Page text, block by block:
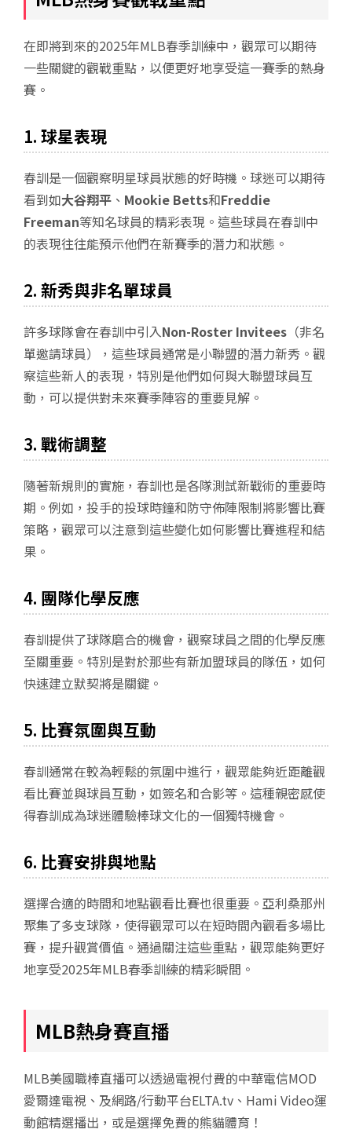
在即將到來的2025年MLB春季訓練中，觀眾可以期待
一些關鍵的觀戰重點，以便更好地享受這一賽季的熱身
賽。
1. 球星表現
春訓是一個觀察明星球員狀態的好時機。球迷可以期待
看到如大谷翔平、 Mookie Betts和Freddie
Freeman等知名球員的精彩表現。這些球員在春訓中
的表現往往能預示他們在新賽季的潛力和狀態。
2. 新秀與非名單球員
許多球隊會在春訓中引入Non-Roster Invitees（非名
單邀請球員），這些球員通常是小聯盟的潛力新秀。觀
察這些新人的表現，特別是他們如何與大聯盟球員互
動，可以提供對未來賽季陣容的重要見解。
3. 戰術調整
隨著新規則的實施，春訓也是各隊測試新戰術的重要時
期。例如，投手的投球時鐘和防守佈陣限制將影響比賽
策略，觀眾可以注意到這些變化如何影響比賽進程和結
果。
4. 團隊化學反應
春訓提供了球隊磨合的機會，觀察球員之間的化學反應
至關重要。特別是對於那些有新加盟球員的隊伍，如何
快速建立默契將是關鍵。
5. 比賽氛圍與互動
春訓通常在較為輕鬆的氛圍中進行，觀眾能夠近距離觀
看比賽並與球員互動，如簽名和合影等。這種親密感使
得春訓成為球迷體驗棒球文化的一個獨特機會。
6. 比賽安排與地點
選擇合適的時間和地點觀看比賽也很重要。亞利桑那州
聚集了多支球隊，使得觀眾可以在短時間內觀看多場比
賽，提升觀賞價值。通過關注這些重點，觀眾能夠更好
地享受2025年MLB春季訓練的精彩瞬間。
MLB熱身賽直播
MLB美國職棒直播可以透過電視付費的中華電信MOD
愛爾達電視、及網路/行動平台ELTA.tv、Hami Video運
動館精選播出，或是選擇免費的熊貓體育！